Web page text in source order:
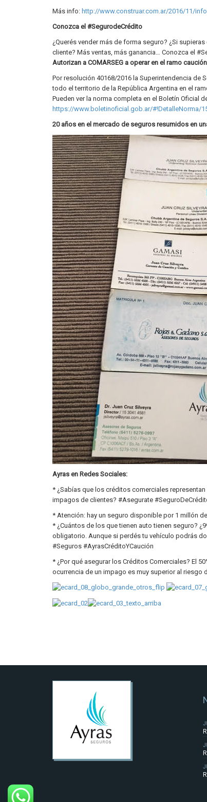
Más info: http://www.construar.com.ar/2016/11/
Conozca el #SegurodeCrédito
¿Querés vender más de forma seguro? ¿Si
cliente? Más ventas, más ganancia… Conozca el
Autorizan a COMARSEG a operar en el ramo caución
Por resolución 40168/2016 la Superintendencia de
todo el territorio de la República Argentina en el
Pueden ver la norma completa en el Boletín Oficial
https://www.boletinoficial.gob.ar/#!DetalleNorma/
20 años en el mercado de seguros resumidos en
Ayras en Redes Sociales:
* ¿Sabías que los créditos comerciales
impagos de clientes? #Asegurate
* Atención: hay un seguro disponible por 1 millón
* ¿Cuántos de los que tienen auto tienen seguro?
obligatorio. Aunque si perdés tu vehículo podrás
#Seguros #AyrasCréditoYCaución
* ¿Por qué asegurar los Créditos Comerciales? El
ocurrencia de un impago es muy superior al riesgo